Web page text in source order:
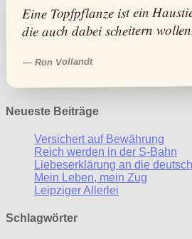
Eine Topfpflanze ist ein
die auch dabei scheitern
— Ron Vollandt
Neueste Beiträge
Versichert auf Bewährung
Reich werden in der S-Bahn
Liebeserklärung an die
Mein Leben, mein Zug
Leipziger Allerlei
Schlagwörter